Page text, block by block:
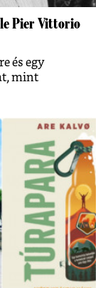
Pier Vittorio
és egy
mint